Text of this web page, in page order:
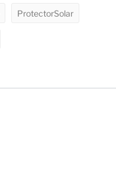
ProtectorSolar